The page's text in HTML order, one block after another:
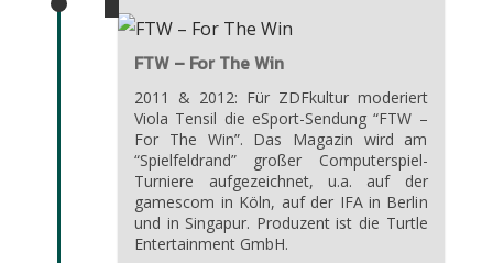
FTW – For The Win
2011 & 2012: Für ZDFkultur moderiert
Viola Tensil die eSport-Sendung “FTW –
For The Win”. Das Magazin wird am
“Spielfeldrand” großer Computerspiel-
Turniere aufgezeichnet, u.a. auf der
gamescom in Köln, auf der IFA in Berlin
und in Singapur. Produzent ist die Turtle
Entertainment GmbH.